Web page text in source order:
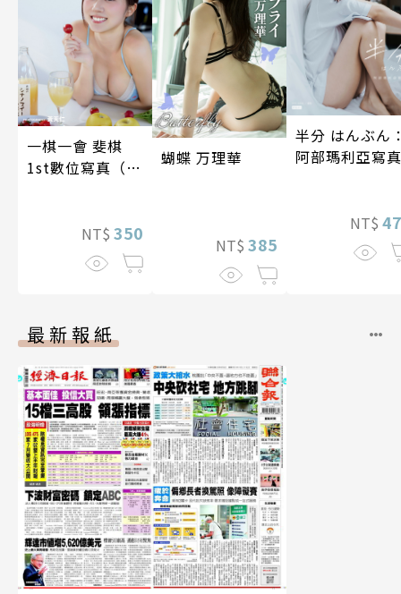
一棋一會 斐棋
1st數位寫真（含
NT$ 350
蝴蝶 万理華
NT$ 385
半分 はんぶん
阿部瑪利亞寫真
NT$
最新報紙